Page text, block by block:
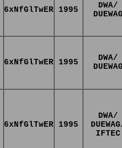
6xNfGlTwER 1995
DWA/
6xNfGlTwER 1995
DWA/
6xNfGlTwER 1995
DWA/
IFTEC